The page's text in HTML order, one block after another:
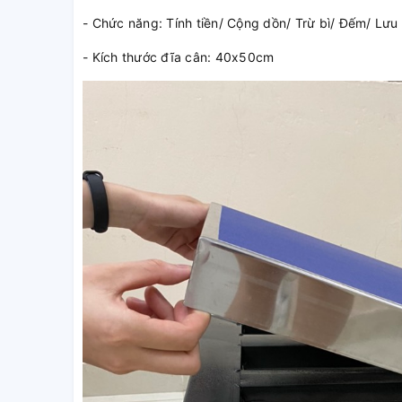
- Chức năng: Tính tiền/ Cộng dồn/ Trừ bì/ Đếm/ Lưu
- Kích thước đĩa cân: 40x50cm